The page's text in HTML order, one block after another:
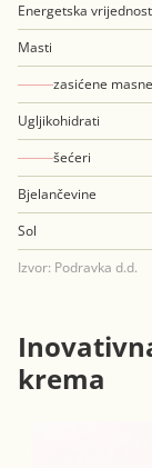
Energetska vrijednost
Masti
zasićene
Ugljikohidrati
šećeri
Bjelančevine
Sol
Izvor: Podravka d.d.
krema